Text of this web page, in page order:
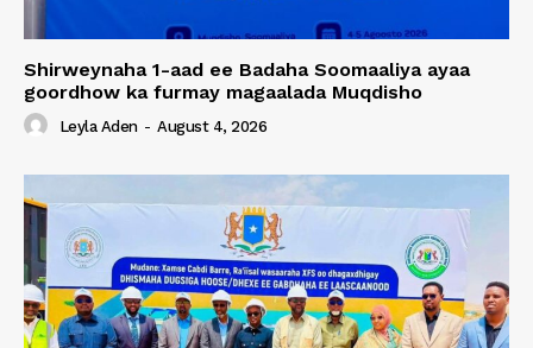
Shirweynaha 1-aad ee Badaha Soomaaliya ayaa
goordhow ka furmay magaalada Muqdisho
Leyla Aden - August 4, 2026